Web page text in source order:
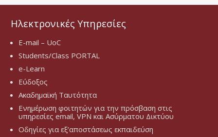
Ηλεκτρονικές Υπηρεσίες
E-mail – UoC
Students/Class PORTAL
e-Learn
Εύδοξος
Ακαδημαϊκή Ταυτότητα
Ενημέρωση φοιτητών για την πρόσβαση στις
υπηρεσίες email, VPN και Ασύρματου Δικτύου
Οδηγίες για εξ’αποστάσεως εκπαιδεύση